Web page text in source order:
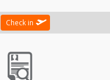
Check in